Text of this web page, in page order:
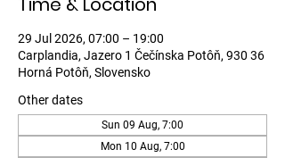
29 Jul 2026, 07:00 – 19:00
Carplandia, Jazero 1 Čečínska Potôň, 930 36
Horná Potôň, Slovensko
Other dates
Sun 09 Aug, 7:00
Mon 10 Aug, 7:00